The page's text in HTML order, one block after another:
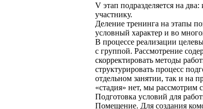
V этап подразделяется на
участнику.
Деление тренинга на этапы
условный характер и во
В процессе реализации
с группой. Рассмотрение
скорректировать методы
структурировать процесс
отдельном занятии, так и на
«стадия» нет, мы рассмотрим
Подготовка условий для
Помещение. Для создания